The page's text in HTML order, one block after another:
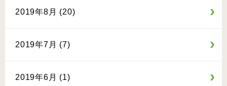
2019年8月 (20)
2019年7月 (7)
2019年6月 (1)